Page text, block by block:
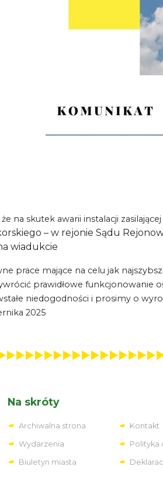
na skutek awarii instalacji
– w rejonie Sądu
wiadukcie
prace mające na celu jak
prawidłowe funkcjonowanie
niedogodności i prosimy o
2025
Na skróty
Archiwalna strona
Wydarzenia
Biuletyn miasta
Kontakt
Polityka